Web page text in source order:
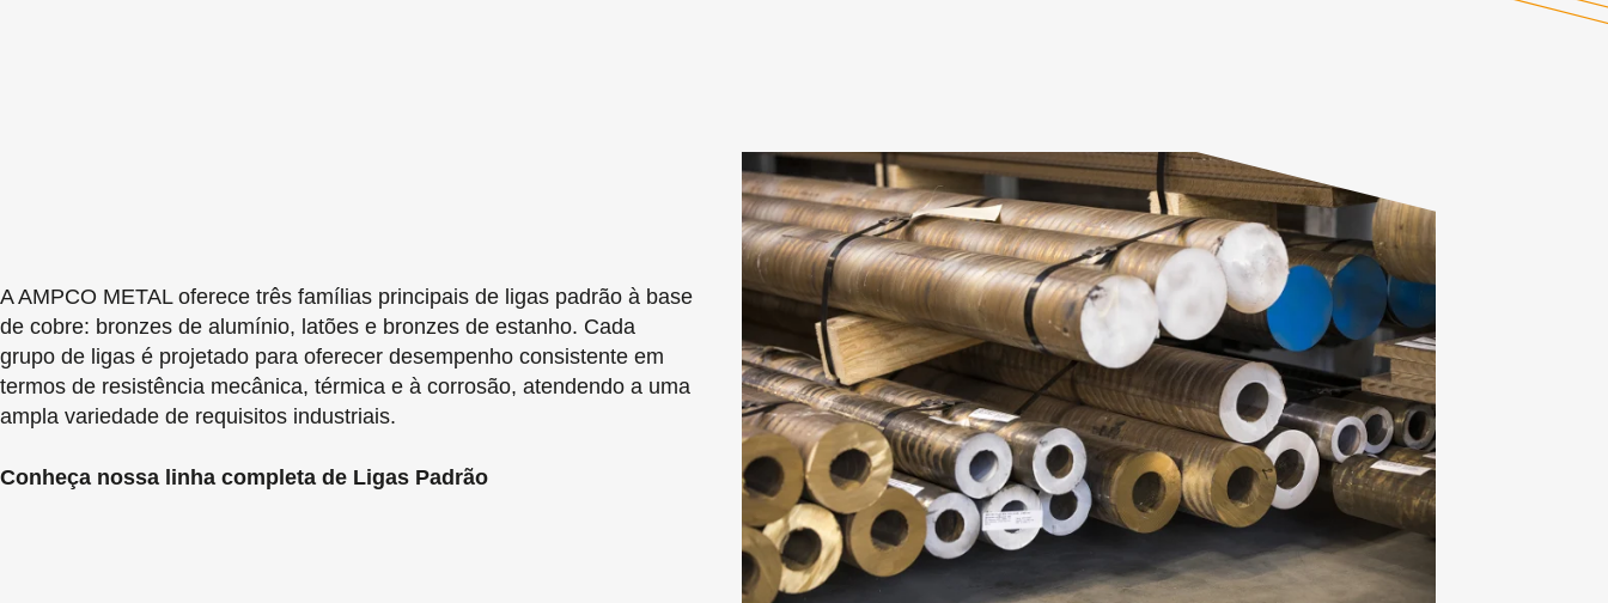
A AMPCO METAL oferece três famílias principais de ligas padrão à base
de cobre: bronzes de alumínio, latões e bronzes de estanho. Cada
grupo de ligas é projetado para oferecer desempenho consistente em
termos de resistência mecânica, térmica e à corrosão, atendendo a uma
ampla variedade de requisitos industriais.
Conheça nossa linha completa de Ligas Padrão